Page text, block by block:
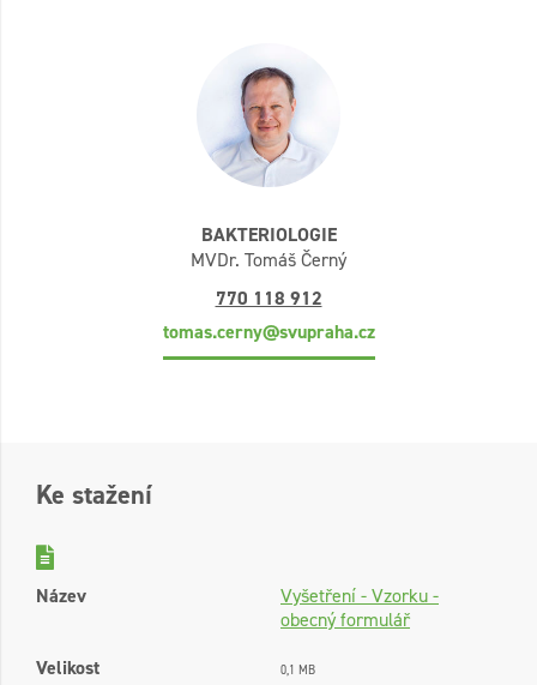
BAKTERIOLOGIE
MVDr. Tomáš Černý
770 118 912
tomas.cerny@svupraha.cz
Ke stažení
Název
Vyšetření - Vzorku -
obecný formulář
Velikost
0,1 MB